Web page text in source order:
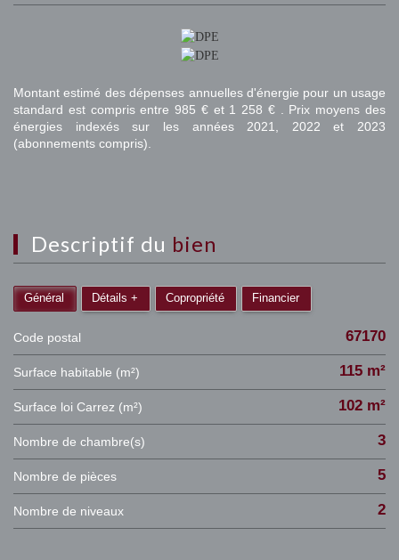
Montant estimé des dépenses annuelles d'énergie pour un usage
standard est compris entre 985 € et 1 258 € . Prix moyens des
énergies indexés sur les années 2021, 2022 et 2023
(abonnements compris).
descriptif du bien
Général Détails + Copropriété Financier
Code postal 67170
Surface habitable (m²) 115 m²
Surface loi Carrez (m²) 102 m²
Nombre de chambre(s) 3
Nombre de pièces 5
Nombre de niveaux 2